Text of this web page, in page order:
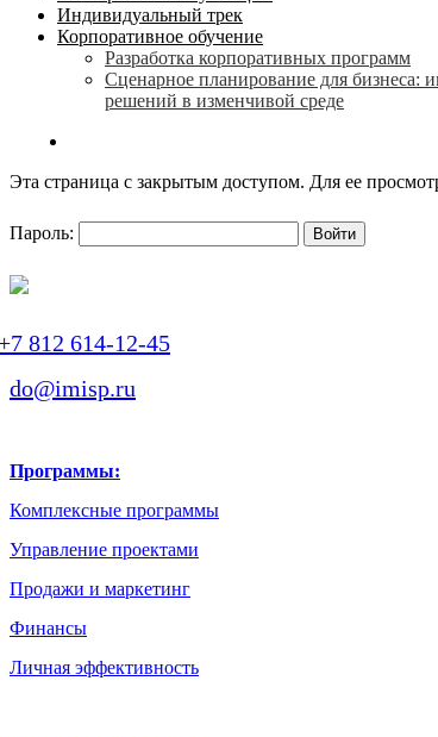
Индивидуальный трек
Корпоративное обучение
Разработка корпоративных программ
Сценарное планирование для бизнеса:
решений в изменчивой среде
Эта страница с закрытым доступом. Для ее
Пароль:
812 614-12-45
do@imisp.ru
Программы:
Комплексные программы
Управление проектами
Продажи и маркетинг
Финансы
Личная эффективность